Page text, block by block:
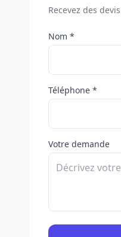
Recevez des
Nom *
Téléphone *
Votre demande